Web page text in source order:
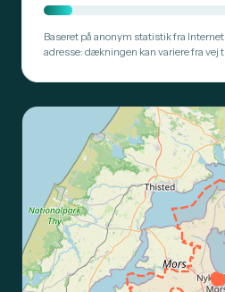
Baseret på anonym statistik fra
adresse: dækningen kan variere fra vej